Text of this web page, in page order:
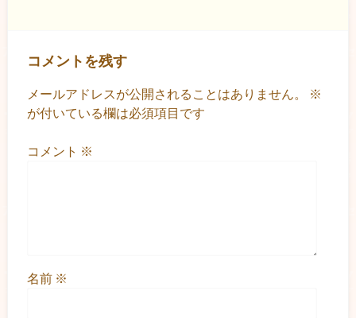
コメントを残す
メールアドレスが公開されることはありません。
※
が付いている欄は必須項目です
コメント ※
名前 ※